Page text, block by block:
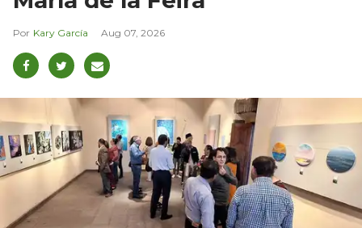
Kary García Aug 07, 2026